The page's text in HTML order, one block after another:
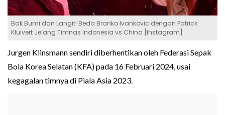
Bak Bumi dan Langit! Beda Branko Ivankovic dengan Patrick
Kluivert Jelang Timnas Indonesia vs China [Instagram]
Jurgen Klinsmann sendiri diberhentikan oleh Federasi Sepak
Bola Korea Selatan (KFA) pada 16 Februari 2024, usai
kegagalan timnya di Piala Asia 2023.